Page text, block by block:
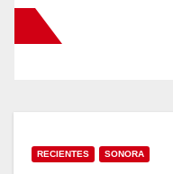
RECIENTES SONORA